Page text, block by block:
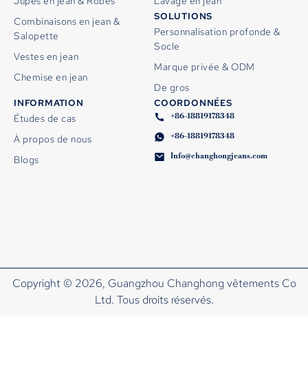
Combinaisons en jean &
Salopette
Vestes en jean
Chemise en jean
SOLUTIONS
Personnalisation profonde &
Socle
Marque privée & ODM
De gros
INFORMATION
Études de cas
À propos de nous
Blogs
COORDONNÉES
+86-18819178348
+86-18819178348
Info@changhongjeans.com
Copyright © 2026, Guangzhou Changhong vêtements Co
Ltd. Tous droits réservés.